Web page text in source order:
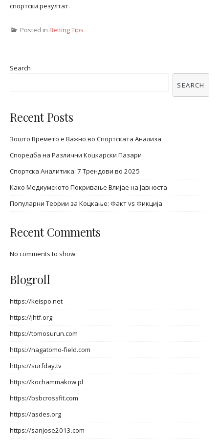
спортски резултат.
Posted in Betting Tips
Search
SEARCH
Recent Posts
Зошто Времето е Важно во Спортската Анализа
Споредба на Различни Коцкарски Пазари
Спортска Аналитика: 7 Трендови во 2025
Како Медиумското Покривање Влијае на Јавноста
Популарни Теории за Коцкање: Факт vs Фикција
Recent Comments
No comments to show.
Blogroll
https://keispo.net
https://jhtf.org
https://tomosurun.com
https://nagatomo-field.com
https://surfday.tv
https://kochammakow.pl
https://bsbcrossfit.com
https://asdes.org
https://sanjose2013.com